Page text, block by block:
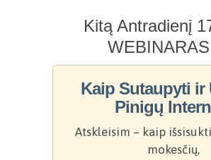
Kitą Antradienį
WEBINARAS
Kaip Sutaupyti ir
Pinigų
Atskleisim – kaip
mokesčių,